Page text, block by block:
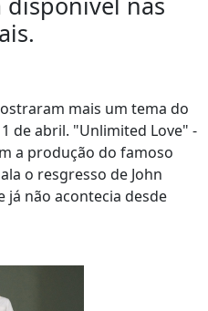
mais um tema do
de abril. "Unlimited Love" -
a produção do famoso
o resgresso de John
já não acontecia desde